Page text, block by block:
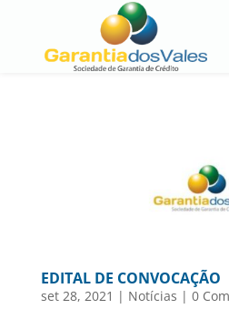
EDITAL DE CONVOCAÇÃO
set 28, 2021 | Notícias | 0